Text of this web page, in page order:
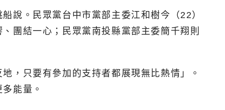
說。民眾黨台中市黨部主委江和樹今（22）
團結一心；民眾黨南投縣黨部主委簡千翔則
，只要有參加的支持者都展現無比熱情」。
能量。